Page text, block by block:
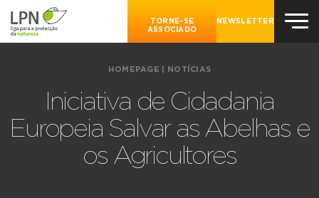
TORNE-SE
ASSOCIADO
NEWSLETTER
HOMEPAGE NOTÍCIAS
Iniciativa de Cidadania
Europeia Salvar as Abelhas e
os Agricultores